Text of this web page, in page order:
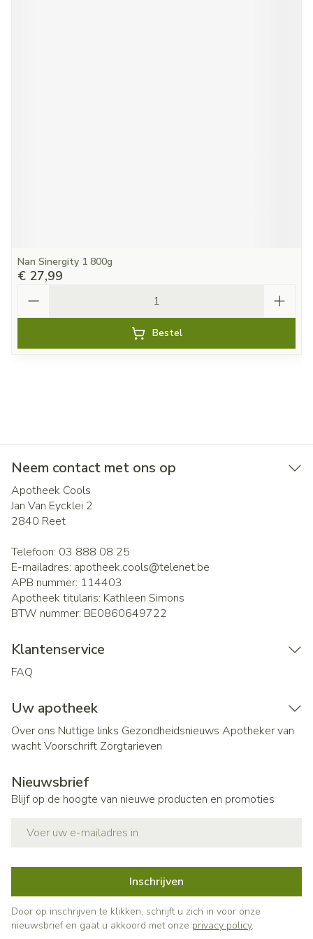
Nan Sinergity 1 800g
€ 27,99
Bestel
Neem contact met ons op
Apotheek Cools
Jan Van Eycklei 2
2840 Reet
Telefoon: 03 888 08 25
E-mailadres: apotheek.cools@telenet.be
APB nummer: 114403
Apotheek titularis: Kathleen Simons
BTW nummer: BE0860649722
Klantenservice
FAQ
Uw apotheek
Over ons Nuttige links Gezondheidsnieuws Apotheker van
wachtVoorschrift Zorgtarieven
Nieuwsbrief
Blijf op de hoogte van nieuwe producten en promoties
Inschrijven
Door op inschrijven te klikken, schrijft u zich in voor onze
nieuwsbrief en gaat u akkoord met onze privacy policy.